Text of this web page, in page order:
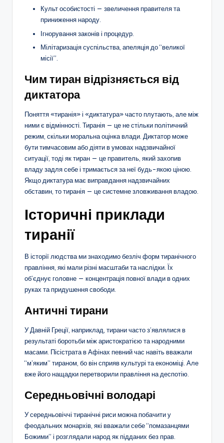
Культ особистості — звеличення правителя та
приниження народу.
Ігнорування законів і процедур.
Мілітаризація суспільства, апеляція до “великої
місії”.
Чим тиран відрізняється від
диктатора
Поняття «тиранія» і «диктатура» часто плутають, але між
ними є відмінності. Тиранія — це не стільки політичний
режим, скільки моральна оцінка влади. Диктатор може
бути тимчасовим або діяти в умовах надзвичайної
ситуації, тоді як тиран — це правитель, який захопив
владу задля себе і тримається за неї будь-якою ціною.
Якщо диктатура має виправдання надзвичайних
обставин, то тиранія — це системне зловживання владою.
Історичні приклади
тиранії
В історії людства ми знаходимо безліч форм тиранічного
правління, які мали різні масштаби та наслідки. Їх
об’єднує головне — концентрація повної влади в одних
руках та придушення свободи.
Античні тирани
У Давній Греції, наприклад, тирани часто з’являлися в
результаті боротьби між аристократією та народними
масами. Пісістрата в Афінах певний час навіть вважали
“м’яким” тираном, бо він сприяв культурі та економіці. Але
вже його нащадки перетворили правління на деспотію.
Середньовічні володарі
У середньовіччі тиранічні риси можна побачити у
феодальних монархів, які вважали себе “помазанцями
Божими” і розглядали народ як підданих без прав.